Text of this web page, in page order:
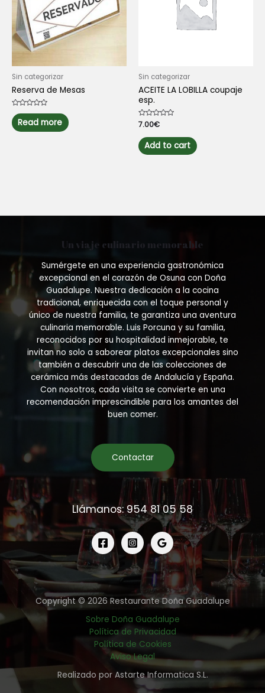
Sin categorizar
Reserva de Mesas
Rated
0
out
of
Read more
Sin categorizar
ACEITE LA LOBILLA coupaje
esp.
Rated
0
out
of
5
7.00€
Add to cart
Un viaje culinario memorable
Sumérgete en una experiencia gastronómica
excepcional en el corazón de Osuna con Doña
Guadalupe. Nuestra dedicación a la cocina
tradicional, enriquecida con el toque personal y
único de nuestra familia, te garantiza una aventura
culinaria memorable. Luis Porcuna y su familia,
reconocidos por su hospitalidad inmejorable, te
invitan no solo a saborear platos excepcionales sino
también a descubrir una de las colecciones de
cerámica más destacadas de Andalucía y España.
Con nosotros, cada visita se convierte en una
recomendación imprescindible para los amantes del
buen comer.
Contactar
Llámanos: 954 81 05 58
Copyright © 2026 Restaurante Doña Guadalupe
Sobre Doña Guadalupe
Política de Privacidad
Política de Cookies
Aviso Legal
Realizado por Astarte Informatica S.L.